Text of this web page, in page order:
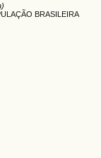
BRASILEIRA